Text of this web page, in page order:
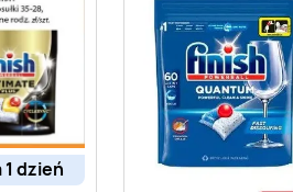
1 dzień